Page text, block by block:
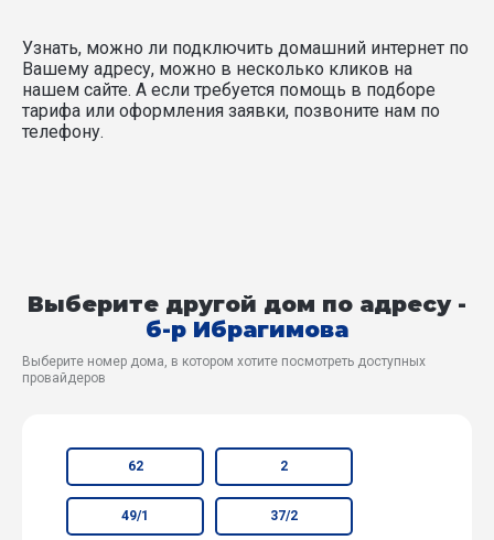
Узнать, можно ли подключить домашний интернет по
Вашему адресу, можно в несколько кликов на
нашем сайте. А если требуется помощь в подборе
тарифа или оформления заявки, позвоните нам по
телефону.
Выберите другой дом по адресу -
б-р Ибрагимова
Выберите номер дома, в котором хотите посмотреть доступных
провайдеров
62 2
49/1 37/2